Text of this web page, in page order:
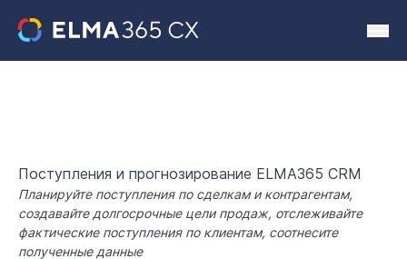
Поступления и прогнозирование ELMA365 CRM
Планируйте поступления по сделкам и контрагентам,
создавайте долгосрочные цели продаж, отслеживайте
фактические поступления по клиентам, соотнесите
полученные данные